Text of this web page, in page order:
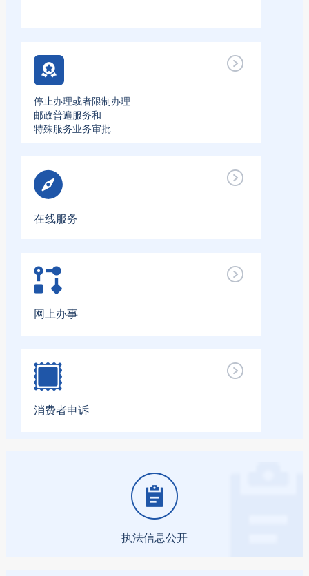
停止办理或者限制办理
邮政普遍服务和
特殊服务业务审批
在线服务
网上办事
消费者申诉
执法信息公开